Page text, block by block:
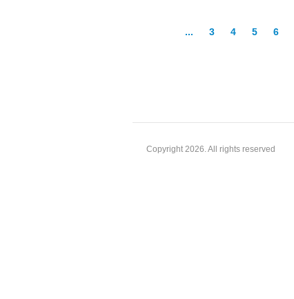
... 3 4 5 6
Copyright 2026. All rights reserved